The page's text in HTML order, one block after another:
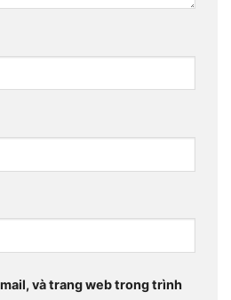
và trang web trong trình